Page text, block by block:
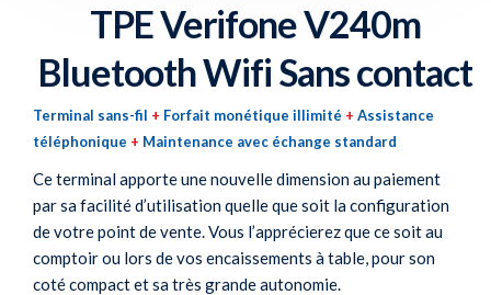
TPE Verifone V240m
Bluetooth Wifi Sans contact
Terminal sans-fil + Forfait monétique illimité + Assistance
téléphonique + Maintenance avec échange standard
Ce terminal apporte une nouvelle dimension au paiement
par sa facilité d’utilisation quelle que soit la configuration
de votre point de vente. Vous l’apprécierez que ce soit au
comptoir ou lors de vos encaissements à table, pour son
coté compact et sa très grande autonomie.